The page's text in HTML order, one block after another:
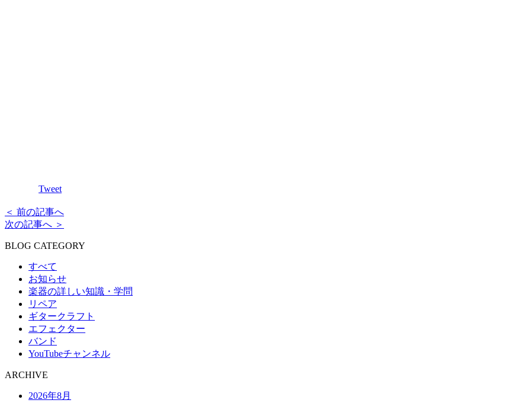
Tweet
＜ 前の記事へ
次の記事へ ＞
BLOG CATEGORY
すべて
お知らせ
楽器の詳しい知識・学問
リペア
ギタークラフト
エフェクター
バンド
YouTubeチャンネル
ARCHIVE
2026年8月